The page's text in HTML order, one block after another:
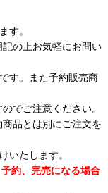
す。
の上お気軽にお問い
す。また予約販売商
でご注意ください。
品とは別にご注文を
いたします。
約、完売になる場合